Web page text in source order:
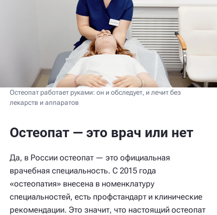
Остеопат работает руками: он и обследует, и лечит без
лекарств и аппаратов
Остеопат — это врач или нет
Да, в России остеопат — это официальная
врачебная специальность. С 2015 года
«остеопатия» внесена в номенклатуру
специальностей, есть профстандарт и клинические
рекомендации. Это значит, что настоящий остеопат